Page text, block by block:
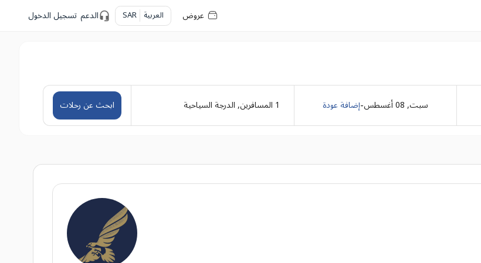
عروض العربية SAR الدعم تسجيل الدخول
سبت, 08 أغسطس -إضافة عودة 1 المسافرين,الدرجة السياحية ابحث عن رحلات